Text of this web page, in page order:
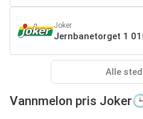
Joker
Jernbanetorget 1
Alle
Vannmelon pris